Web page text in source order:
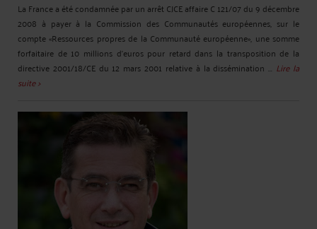
La France a été condamnée par un arrêt CJCE affaire C 121/07 du 9 décembre
2008 à payer à la Commission des Communautés européennes, sur le
compte «Ressources propres de la Communauté européenne», une somme
forfaitaire de 10 millions d'euros pour retard dans la transposition de la
directive 2001/18/CE du 12 mars 2001 relative à la dissémination ... Lire la
suite >